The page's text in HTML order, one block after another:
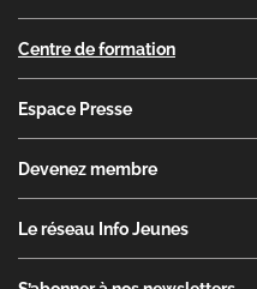
Centre de formation
Espace Presse
Devenez membre
Le réseau Info Jeunes